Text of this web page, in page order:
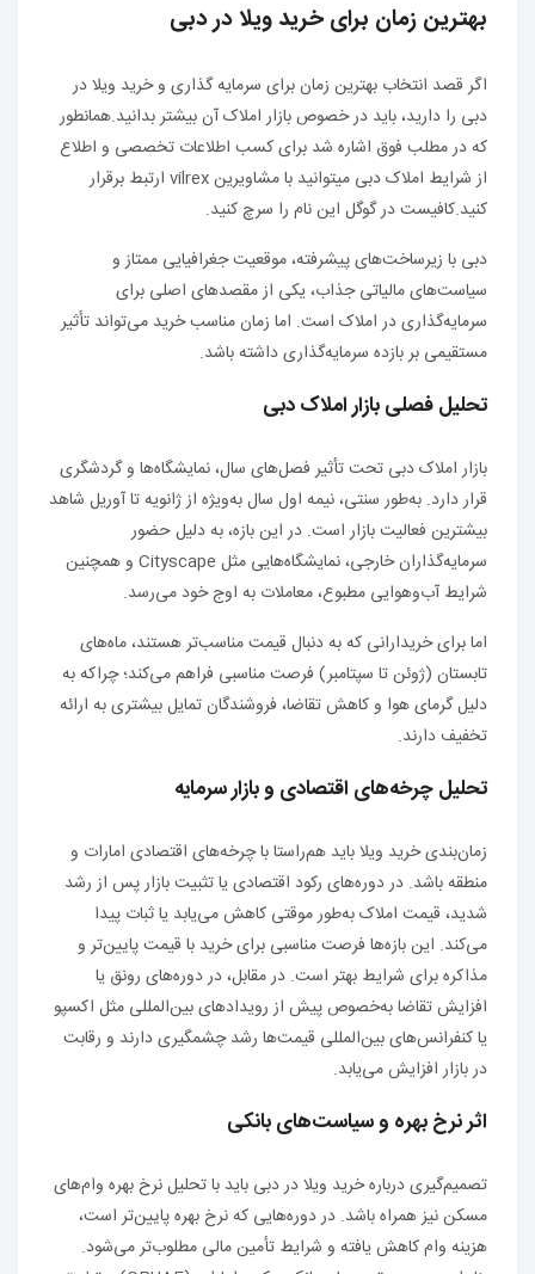
بهترین زمان برای خرید ویلا در دبی
اگر قصد انتخاب بهترین زمان برای سرمایه گذاری و خرید ویلا در
دبی را دارید، باید در خصوص بازار املاک آن بیشتر بدانید.همانطور
که در مطلب فوق اشاره شد برای کسب اطلاعات تخصصی و اطلاع
از شرایط املاک دبی میتوانید با مشاویرین vilrex ارتبط برقرار
کنید.کافیست در گوگل این نام را سرچ کنید.
دبی با زیرساخت‌های پیشرفته، موقعیت جغرافیایی ممتاز و
سیاست‌های مالیاتی جذاب، یکی از مقصدهای اصلی برای
سرمایه‌گذاری در املاک است. اما زمان مناسب خرید می‌تواند تأثیر
مستقیمی بر بازده سرمایه‌گذاری داشته باشد.
تحلیل فصلی بازار املاک دبی
بازار املاک دبی تحت تأثیر فصل‌های سال، نمایشگاه‌ها و گردشگری
قرار دارد. به‌طور سنتی، نیمه اول سال به‌ویژه از ژانویه تا آوریل شاهد
بیشترین فعالیت بازار است. در این بازه، به دلیل حضور
سرمایه‌گذاران خارجی، نمایشگاه‌هایی مثل Cityscape و همچنین
شرایط آب‌وهوایی مطبوع، معاملات به اوج خود می‌رسد.
اما برای خریدارانی که به دنبال قیمت مناسب‌تر هستند، ماه‌های
تابستان (ژوئن تا سپتامبر) فرصت مناسبی فراهم می‌کند؛ چراکه به
دلیل گرمای هوا و کاهش تقاضا، فروشندگان تمایل بیشتری به ارائه
تخفیف دارند.
تحلیل چرخه‌های اقتصادی و بازار سرمایه
زمان‌بندی خرید ویلا باید هم‌راستا با چرخه‌های اقتصادی امارات و
منطقه باشد. در دوره‌های رکود اقتصادی یا تثبیت بازار پس از رشد
شدید، قیمت املاک به‌طور موقتی کاهش می‌یابد یا ثبات پیدا
می‌کند. این بازه‌ها فرصت مناسبی برای خرید با قیمت پایین‌تر و
مذاکره برای شرایط بهتر است. در مقابل، در دوره‌های رونق یا
افزایش تقاضا به‌خصوص پیش از رویدادهای بین‌المللی مثل اکسپو
یا کنفرانس‌های بین‌المللی قیمت‌ها رشد چشمگیری دارند و رقابت
در بازار افزایش می‌یابد.
اثر نرخ بهره و سیاست‌های بانکی
تصمیم‌گیری درباره خرید ویلا در دبی باید با تحلیل نرخ بهره وام‌های
مسکن نیز همراه باشد. در دوره‌هایی که نرخ بهره پایین‌تر است،
هزینه وام کاهش یافته و شرایط تأمین مالی مطلوب‌تر می‌شود.